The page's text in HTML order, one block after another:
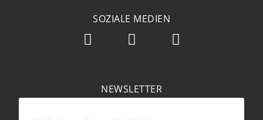
SOZIALE MEDIEN
NEWSLETTER